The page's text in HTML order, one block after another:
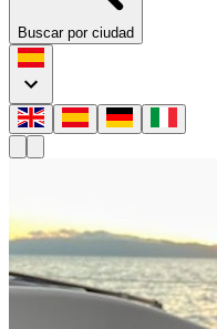
Buscar por ciudad